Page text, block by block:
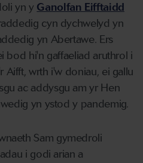
yn y Ganolfan Eifftaidd
cyn dychwelyd yn
yn Abertawe. Ers
bod hi'n gaffaeliad aruthrol i
Aifft, wrth i'w doniau, ei gallu
ac addysgu am yr Hen
yn ystod y pandemig.
Sam gymedroli
i godi arian a